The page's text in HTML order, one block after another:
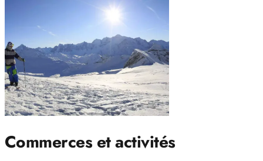
Commerces et activités